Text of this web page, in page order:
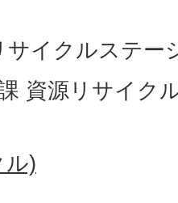
サイクルステー
資源リサイク
ル)